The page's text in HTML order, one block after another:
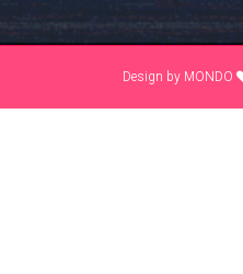
Design by